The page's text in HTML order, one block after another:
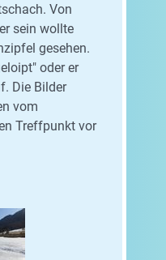
Von
sein wollte
gesehen.
oder er
Die Bilder
vom
Treffpunkt vor